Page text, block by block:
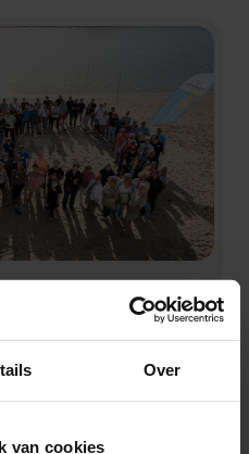
Over
van cookies
jij weten hoe verkoopklaar
Downloaden